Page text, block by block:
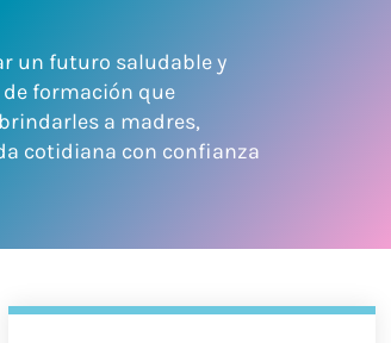
un futuro saludable y
formación que
a madres,
cotidiana con confianza